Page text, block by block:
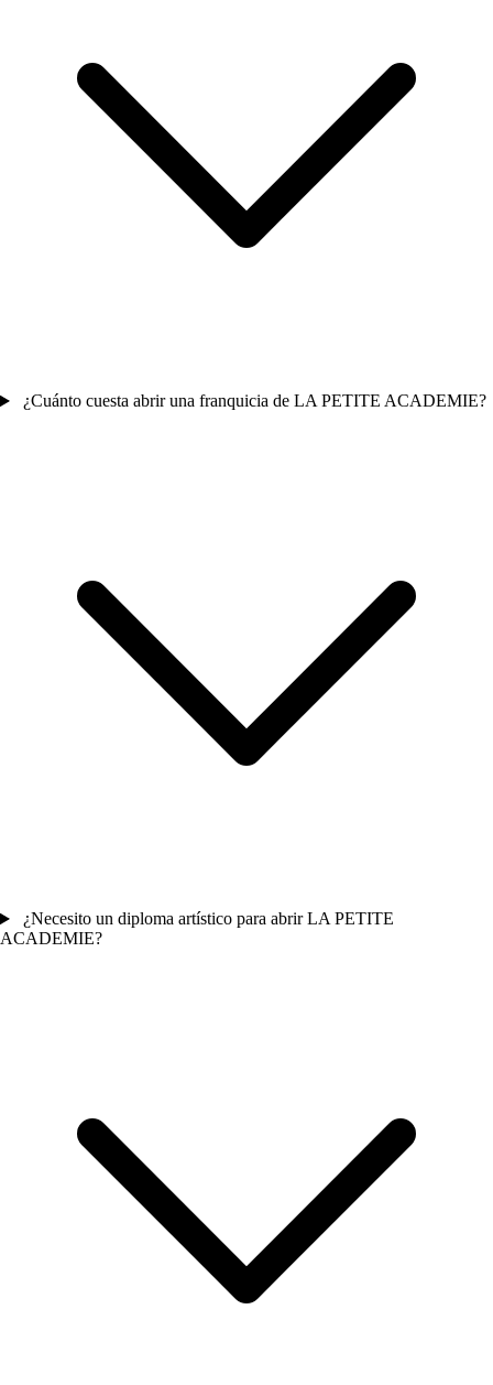
¿Cuánto cuesta abrir una franquicia de LA PETITE ACADEMIE?
¿Necesito un diploma artístico para abrir LA PETITE
ACADEMIE?